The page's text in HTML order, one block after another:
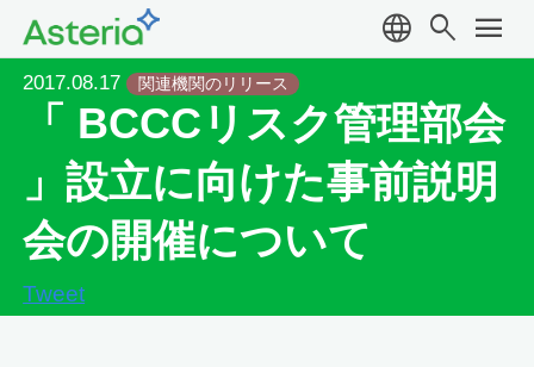
language search menu
2017.08.17 関連機関のリリース
「 BCCCリスク管理部会
」設立に向けた事前説明
会の開催について
Tweet